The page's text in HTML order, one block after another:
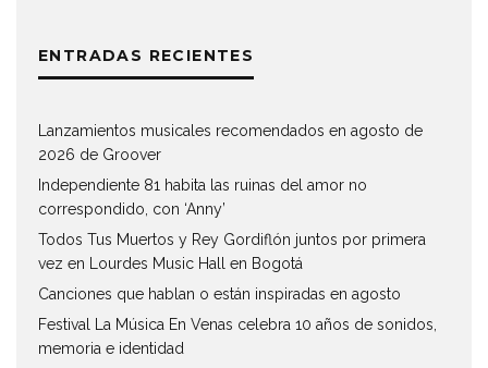
ENTRADAS RECIENTES
Lanzamientos musicales recomendados en agosto de
2026 de Groover
Independiente 81 habita las ruinas del amor no
correspondido, con ‘Anny’
Todos Tus Muertos y Rey Gordiflón juntos por primera
vez en Lourdes Music Hall en Bogotá
Canciones que hablan o están inspiradas en agosto
Festival La Música En Venas celebra 10 años de sonidos,
memoria e identidad